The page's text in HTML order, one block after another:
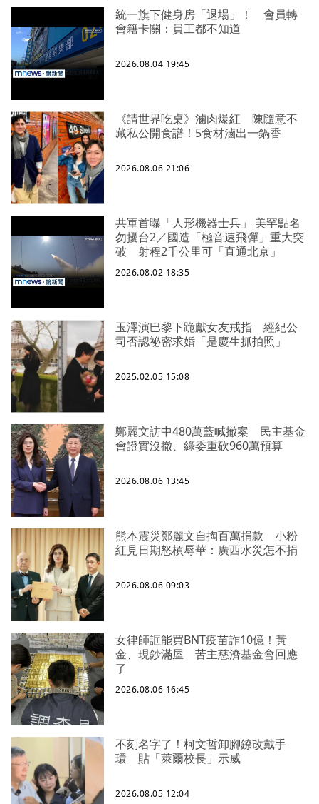
統一旗下健身房「退場」！ 會員轉
會籍卡關：員工都不知道
2026.08.04 19:45
《請世界吃桌》滷肉爆紅 陳隨意不
藏私公開食譜！5食材滷出一鍋香
2026.08.06 21:06
共軍首曝「人形機器士兵」 美罕點名
勿擾台2／國造「極音速飛彈」重大突
破 射程2千公里可「直通北京」
2026.08.02 18:35
玉澤演巴黎下跪獻女友戒指 經紀公
司否認祕密求婚「是慶生抓拍照」
2025.02.05 15:08
鄭麗文訪中480萬藍喊撤案 民主基金
會證實沒撤、綠委重砍960萬預算
2026.08.06 13:45
熊本震災鄭麗文自掏百萬捐款 小粉
紅見日期怒槓辱華：廣西水災怎不捐
2026.08.06 09:03
女律師誆能買BNT疫苗詐10億！黃
金、現鈔滿屋 苦主慈濟基金會回應
了
2026.08.06 16:45
不刻名字了！柯文哲卸腳鐐改戴手
環 貼「萊爾校長」示威
2026.08.05 12:04